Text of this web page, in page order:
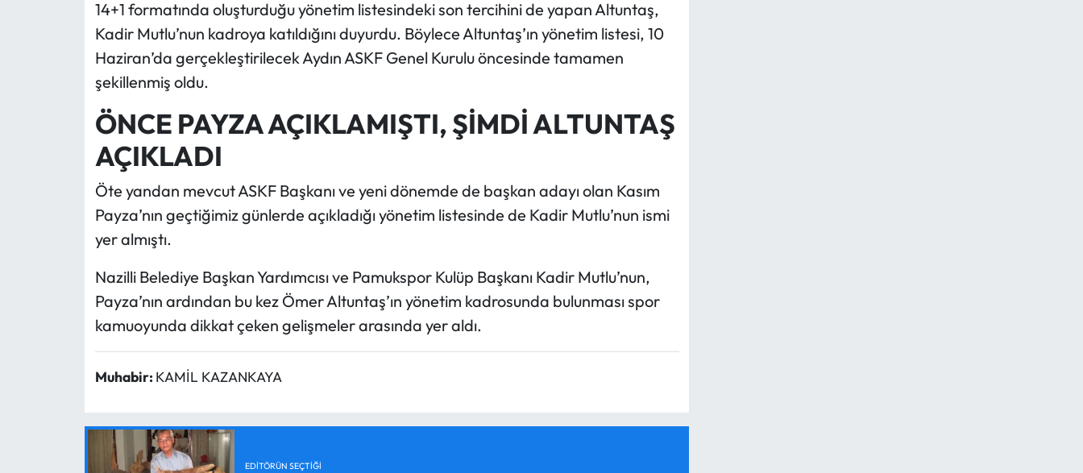
14+1 formatında oluşturduğu yönetim listesindeki son tercihini de yapan Altuntaş,
Kadir Mutlu’nun kadroya katıldığını duyurdu. Böylece Altuntaş’ın yönetim listesi, 10
Haziran’da gerçekleştirilecek Aydın ASKF Genel Kurulu öncesinde tamamen
şekillenmiş oldu.
ÖNCE PAYZA AÇIKLAMIŞTI, ŞİMDİ ALTUNTAŞ
AÇIKLADI
Öte yandan mevcut ASKF Başkanı ve yeni dönemde de başkan adayı olan Kasım
Payza’nın geçtiğimiz günlerde açıkladığı yönetim listesinde de Kadir Mutlu’nun ismi
yer almıştı.
Nazilli Belediye Başkan Yardımcısı ve Pamukspor Kulüp Başkanı Kadir Mutlu’nun,
Payza’nın ardından bu kez Ömer Altuntaş’ın yönetim kadrosunda bulunması spor
kamuoyunda dikkat çeken gelişmeler arasında yer aldı.
Muhabir: KAMİL KAZANKAYA
EDITÖRÜN SEÇTIĞI